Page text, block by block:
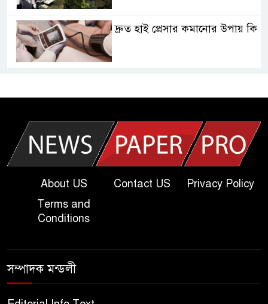
দ্রুত হাই প্রেসার কমানোর উপায় কি
| Today Dakhil Exam
খুবি সি ইউনিট ভর্তি পরীক্ষার প্রশ্ন
২০২৫ | KU C Unit Admission
Question
About US Contact US
Privacy Policy
Terms and
Conditions
সম্পাদক মন্ডলী